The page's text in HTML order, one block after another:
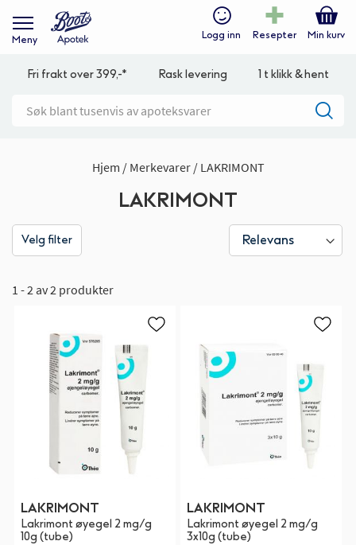
Meny Logg inn Resepter Min kurv
Fri frakt over 399,-* Rask levering 1 t klikk & hent
Hjem Merkevarer LAKRIMONT
LAKRIMONT
Velg filter
1 - 2 av 2 produkter
LAKRIMONT
Lakrimont øyegel 2 mg/g
10g (tube)
LAKRIMONT
Lakrimont øyegel 2 mg/g
3x10g (tube)